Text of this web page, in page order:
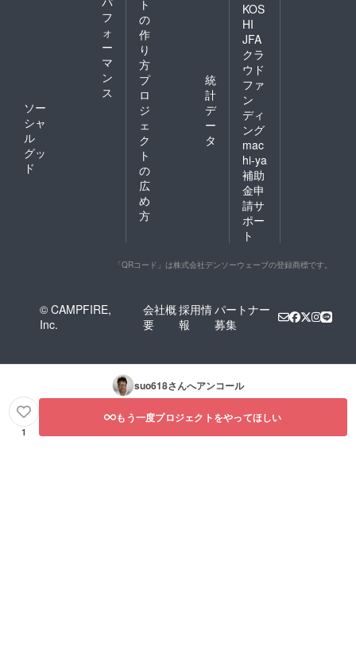
フ
ォ
ー
マ
ン
ス
ソー
シャ
ル
グッ
ド
ト
の
作
り
方
プ
ロ
ジ
ェ
ク
ト
の
広
め
方
統
計
デ
ー
タ
KOS
HI
JFA
クラ
ウド
ファ
ン
ディ
ング
mac
hi-ya
補助
金申
請サ
ポー
ト
「QRコード」は株式会社デンソーウェーブの登録商標です。
© CAMPFIRE,
Inc.
会社概
要
採用情
報
パートナー
募集
suo618さんへアンコール
1
もう一度プロジェクトをやってほしい